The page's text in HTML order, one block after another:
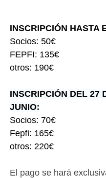
INSCRIPCIÓN HASTA
Socios: 50€
FEPFI: 135€
otros: 190€
INSCRIPCIÓN DEL 27
JUNIO:
Socios: 70€
Fepfi: 165€
otros: 220€
El pago se hará